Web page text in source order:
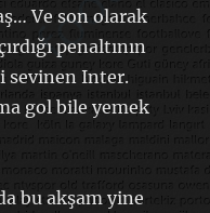
Ve son olarak
penaltının
sevinen Inter.
gol bile yemek
bu akşam yine